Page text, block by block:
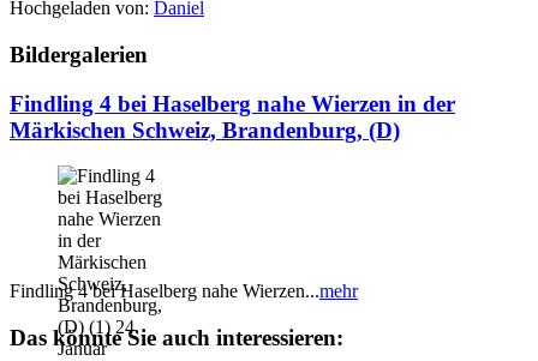
Hochgeladen von: Daniel
Bildergalerien
Findling 4 bei Haselberg nahe Wierzen in der
Märkischen Schweiz, Brandenburg, (D)
Findling 4 bei Haselberg nahe Wierzen...mehr
Das könnte Sie auch interessieren: